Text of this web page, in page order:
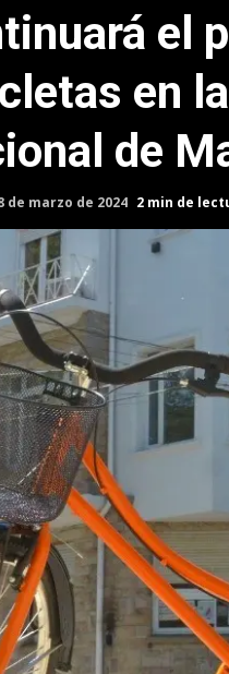
el
en
de
de marzo de 2024 2 min de